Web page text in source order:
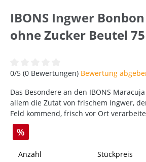
IBONS Ingwer
ohne Zucker Beutel
Durchschnittliche Bewertung von 0 von
0/5 (0 Bewertungen) Bewertung
Das Besondere an den IBONS
allem die Zutat von frischem Ingwer,
Feld kommend, frisch vor Ort
%
Anzahl Stückpreis